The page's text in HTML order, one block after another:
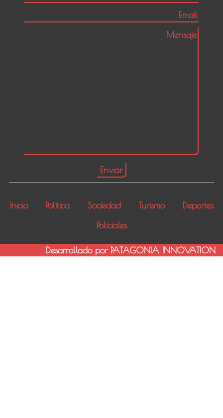
Inicio Política Sociedad Turismo
Deportes
Policiales
Desarrollado por PATAGONIA INNOVATION